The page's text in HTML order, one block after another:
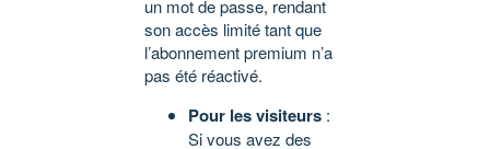
un mot de passe, rendant
son accès limité tant que
l’abonnement premium n’a
pas été réactivé.
Pour les visiteurs :
Si vous avez des